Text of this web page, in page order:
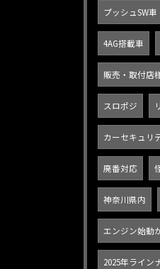
プッシュSW車
4AG搭載車
販売・取付店
スロポジ
カーセキュリ
廃番対応
神奈川県内
エンジン始動
2025年ライン